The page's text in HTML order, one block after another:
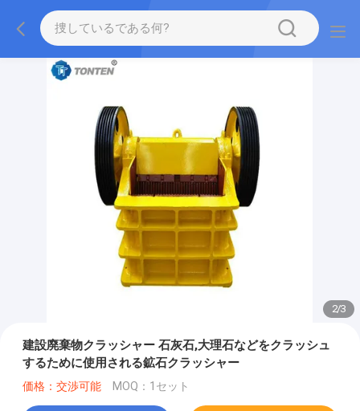
2/3
建設廃棄物クラッシャー 石灰石,大理石などをクラッシュ
するために使用される鉱石クラッシャー
価格：交渉可能 MOQ：1セット